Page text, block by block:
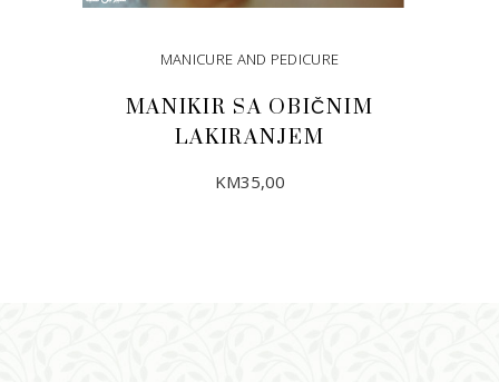
MANICURE AND PEDICURE
MANIKIR SA OBIČNIM
LAKIRANJEM
KM35,00